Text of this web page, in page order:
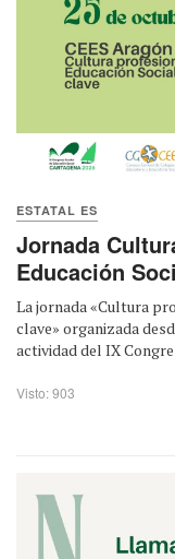
ESTATAL ES
Jornada
Educación
La jornada «Cultura
clave» organizada
actividad del IX
Visto: 903